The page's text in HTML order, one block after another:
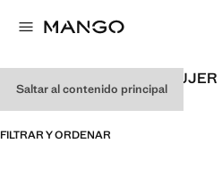
Saltar al contenido principal
LOOKS DE OFICINA DE MUJER
FILTRAR Y ORDENAR